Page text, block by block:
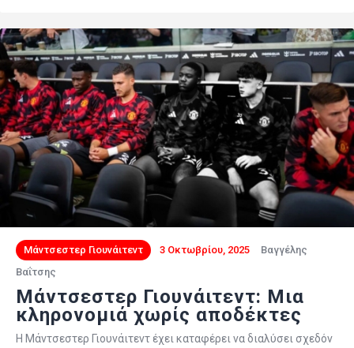
Μάντσεστερ Γιουνάιτεντ 3 Οκτωβρίου, 2025
Βαγγέλης
Βαΐτσης
Μάντσεστερ Γιουνάιτεντ: Μια
κληρονομιά χωρίς αποδέκτες
Η Μάντσεστερ Γιουνάιτεντ έχει καταφέρει να διαλύσει σχεδόν